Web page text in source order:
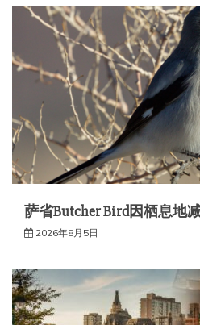
萨省Butcher Bird因栖息地
2026年8月5日